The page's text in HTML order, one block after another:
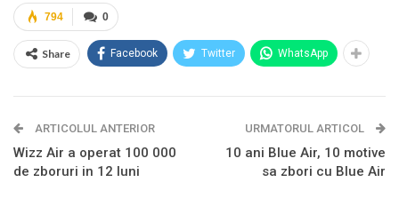
0
794
Share Facebook Twitter WhatsApp
ARTICOLUL ANTERIOR
Wizz Air a operat 100 000
de zboruri in 12 luni
URMATORUL ARTICOL
10 ani Blue Air, 10 motive
sa zbori cu Blue Air